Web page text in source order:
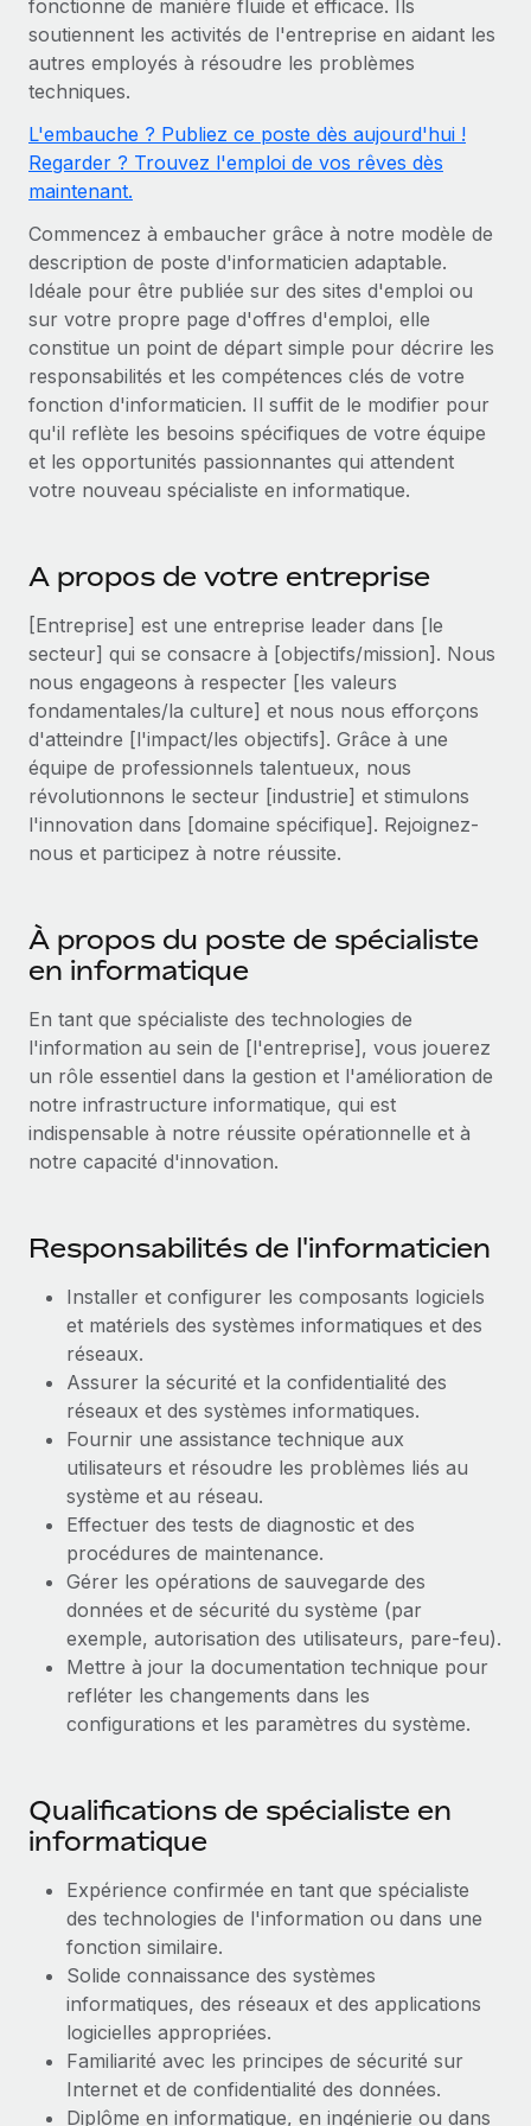
Gestion des freelances
Intégrez et gérez vos freelances partout dans le monde
PEO
INFRASTRUCTURE
Intégration Remote
Intégrez vos RH aux flux de travail en toute simplicité
Plateforme
Des fonctions RH clés intégrées pour votre équipe
Connecter Nouveau
Connectez n'importe quel outil d’IA à Remote grâce à
notre MCP
Intégrations
Demandez aux experts
Recevez des conseils d’experts sur les RH à
l’international et la conformité
Contrôles d’antécédents
Simplifiez vos processus de présélection des
candidats
Remote Watchtower
Gestion des appareils
dans le monde entier
Création d’entité
Établissez des entités rapidement et en toute
conformité
employés
Avantages sociaux
Gérez facilement les avantages sociaux
Comparer Remote
Examinez notre service par rapport aux autres
CROISSANCE
Start-ups
Des solutions agiles et internationales pour les RH et la
Entreprises intermédiaires
Développez vos équipes avec des solutions RH sur
mesure
Entreprise
Les RH à l’international pour les grandes entreprises
TRAVAILLONS ENSEMBLE
Devenir partenaire
Explorez avec nous vos opportunités de partenariat
Remote Build
Bientôt disponible
Conseil en intégrations et automatisations assistées par
l’IA
ÉTUDES DE CAS
Calculateur de paiement des freelances
Découvrez les devises disponibles et les vitesses de
paiement pour vos freelances internationaux
Recherche et guides
Études de cas
Glossaire RH
Checklists et modèles
Descriptions de postes
Webinaires
Salle de presse
Données sur les salaires et les talents
Centre de ressources
Obtenir de l’aide
Voir toutes les ressources
BLOG
EOR et PEO
Taxes
Explorer le blog
BLOG
Intégrations Gusto et Xero et Gestion des
Remote a toujours pour mission d'aider les entreprises de
toute taille à embaucher, gérer et payer...
En savoir plus
Comment Phiture gère ses 55 employés
répartis dans 19 pays grâce à Remote
Phiture, un leader notable du conseil en matière de
croissance mobile internationale, encourage les...
En savoir plus
Nederlands
Français
Deutsch
Italiano
Português (Portugal)
日本語
한국어
中文（简体）
Connexion
fonctionne de manière fluide et efficace. Ils
soutiennent les activités de l'entreprise en aidant les
autres employés à résoudre les problèmes
techniques.
L'embauche ? Publiez ce poste dès aujourd'hui !
Regarder ? Trouvez l'emploi de vos rêves dès
maintenant.
Commencez à embaucher grâce à notre modèle de
description de poste d'informaticien adaptable.
Idéale pour être publiée sur des sites d'emploi ou
sur votre propre page d'offres d'emploi, elle
constitue un point de départ simple pour décrire les
responsabilités et les compétences clés de votre
fonction d'informaticien. Il suffit de le modifier pour
qu'il reflète les besoins spécifiques de votre équipe
et les opportunités passionnantes qui attendent
votre nouveau spécialiste en informatique.
A propos de votre entreprise
[Entreprise] est une entreprise leader dans [le
secteur] qui se consacre à [objectifs/mission]. Nous
nous engageons à respecter [les valeurs
fondamentales/la culture] et nous nous efforçons
d'atteindre [l'impact/les objectifs]. Grâce à une
équipe de professionnels talentueux, nous
révolutionnons le secteur [industrie] et stimulons
l'innovation dans [domaine spécifique]. Rejoignez-
nous et participez à notre réussite.
À propos du poste de spécialiste
en informatique
En tant que spécialiste des technologies de
l'information au sein de [l'entreprise], vous jouerez
un rôle essentiel dans la gestion et l'amélioration de
notre infrastructure informatique, qui est
indispensable à notre réussite opérationnelle et à
notre capacité d'innovation.
Responsabilités de l'informaticien
Installer et configurer les composants logiciels
et matériels des systèmes informatiques et des
réseaux.
Assurer la sécurité et la confidentialité des
réseaux et des systèmes informatiques.
Fournir une assistance technique aux
utilisateurs et résoudre les problèmes liés au
système et au réseau.
Effectuer des tests de diagnostic et des
procédures de maintenance.
Gérer les opérations de sauvegarde des
données et de sécurité du système (par
exemple, autorisation des utilisateurs, pare-feu).
Mettre à jour la documentation technique pour
refléter les changements dans les
configurations et les paramètres du système.
Qualifications de spécialiste en
informatique
Expérience confirmée en tant que spécialiste
des technologies de l'information ou dans une
fonction similaire.
Solide connaissance des systèmes
informatiques, des réseaux et des applications
logicielles appropriées.
Familiarité avec les principes de sécurité sur
Internet et de confidentialité des données.
Diplôme en informatique, en ingénierie ou dans